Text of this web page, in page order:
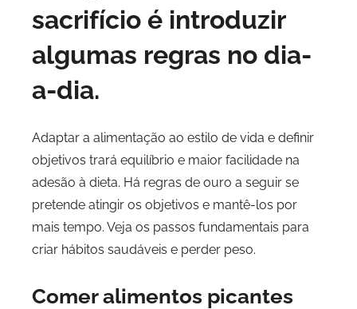
sacrifício é introduzir
algumas regras no dia-
a-dia.
Adaptar a alimentação ao estilo de vida e definir
objetivos trará equilíbrio e maior facilidade na
adesão à dieta. Há regras de ouro a seguir se
pretende atingir os objetivos e mantê-los por
mais tempo. Veja os passos fundamentais para
criar hábitos saudáveis e perder peso.
Comer alimentos picantes